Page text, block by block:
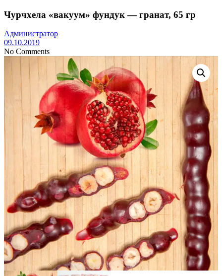
Чурчхела «вакуум» фундук — гранат, 65 гр
Администратор
09.10.2019
No Comments